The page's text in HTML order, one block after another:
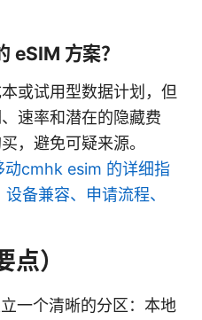
eSIM 方案？
或试用型数据计划，但
速率和潜在的隐藏费
，避免可疑来源。
cmhk esim 的详细指
备兼容、申请流程、
）
一个清晰的分区：本地